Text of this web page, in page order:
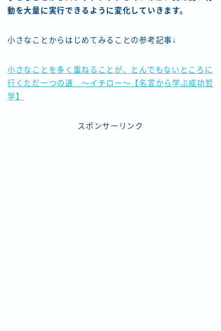
動を大量に実行できるように変化していきます。
小さなことからはじめてみることの参考記事↓
小さなことを多く重ねることが、とんでもないところに
行くただ一つの道 ～イチロー～【名言から学ぶ成功哲
学】
スポンサーリンク